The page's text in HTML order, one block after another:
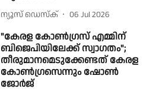
ന്യൂസ് ഡെസ്ക് 06 Jul 2026
"കേരള കോൺഗ്രസ് എമ്മിന്
ബിജെപിയിലേക്ക് സ്വാഗതം";
തീരുമാനമെടുക്കേണ്ടത് കേരള
കോൺഗ്രസെന്നും ഷോൺ
ജോർജ്